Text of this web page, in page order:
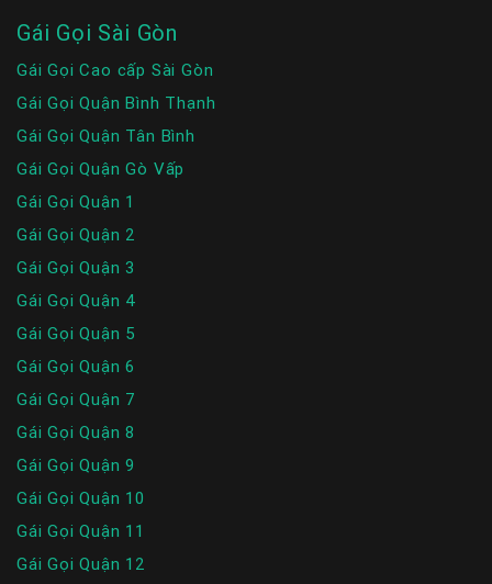
Gái Gọi Sài Gòn
Gái Gọi Cao cấp Sài Gòn
Gái Gọi Quận Bình Thạnh
Gái Gọi Quận Tân Bình
Gái Gọi Quận Gò Vấp
Gái Gọi Quận 1
Gái Gọi Quận 2
Gái Gọi Quận 3
Gái Gọi Quận 4
Gái Gọi Quận 5
Gái Gọi Quận 6
Gái Gọi Quận 7
Gái Gọi Quận 8
Gái Gọi Quận 9
Gái Gọi Quận 10
Gái Gọi Quận 11
Gái Gọi Quận 12